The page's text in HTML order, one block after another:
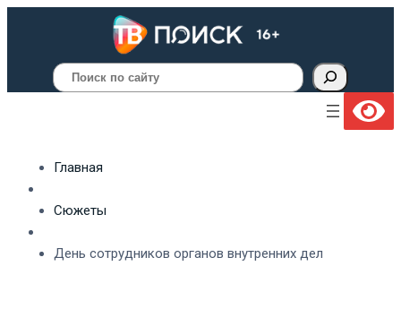
Поиск
Главная
Сюжеты
День сотрудников органов внутренних дел